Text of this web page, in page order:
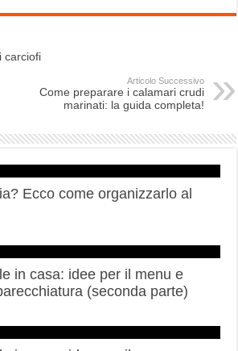
carciofi
Articolo Successivo
Come preparare i calamari crudi
marinati: la guida completa!
Ecco come organizzarlo al
in casa: idee per il menu e
(seconda parte)